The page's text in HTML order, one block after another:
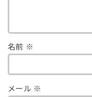
名前 ※
メール ※